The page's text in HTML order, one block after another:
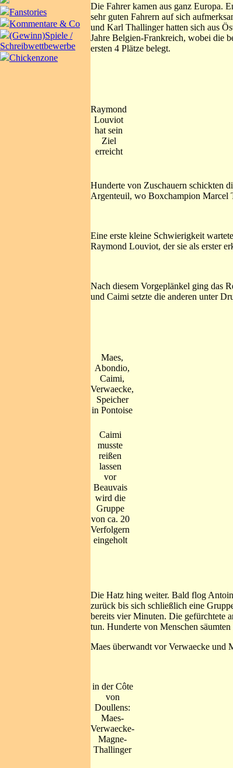
Fanstories
Kommentare & Co
(Gewinn)Spiele /
Schreibwettbewerbe
Chickenzone
Die Fahrer kamen aus ganz Europa.
sehr guten Fahrern auf sich
und Karl Thallinger hatten sich aus
Jahre Belgien-Frankreich, wobei die
ersten 4 Plätze belegt.
Raymond
Louviot
hat sein
Ziel
erreicht
Hunderte von Zuschauern schickten
Argenteuil, wo Boxchampion Marcel
Eine erste kleine Schwierigkeit
Raymond Louviot, der sie als erster
Nach diesem Vorgeplänkel ging das
und Caimi setzte die anderen unter
Maes,
Abondio,
Caimi,
Verwaecke,
Speicher
in Pontoise
Caimi
musste
reißen
lassen
vor
Beauvais
wird die
Gruppe
von ca. 20
Verfolgern
eingeholt
Die Hatz hing weiter. Bald flog
zurück bis sich schließlich eine
bereits vier Minuten. Die gefürchtete
tun. Hunderte von Menschen
Maes überwandt vor Verwaecke und
in der Côte
von
Doullens:
Maes-
Verwaecke-
Magne-
Thallinger